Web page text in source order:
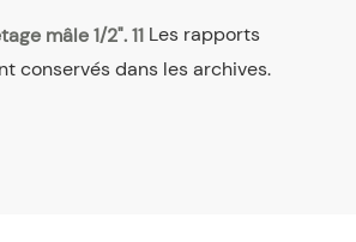
Les rapports
conservés dans les archives.